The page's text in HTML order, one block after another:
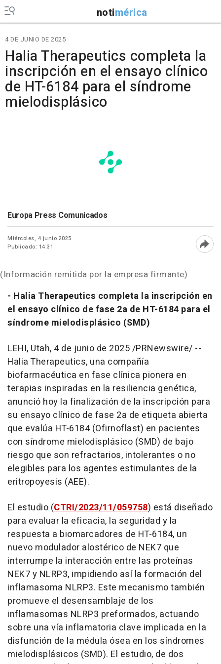
notimérica
4 DE JUNIO DE 2025
Halia Therapeutics completa la
inscripción en el ensayo clínico
de HT-6184 para el síndrome
mielodisplásico
Europa Press Comunicados
Miércoles, 4 junio 2025
Publicado: 14:31
(Información remitida por la empresa firmante)
- Halia Therapeutics completa la inscripción en
el ensayo clínico de fase 2a de HT-6184 para el
síndrome mielodisplásico (SMD)
LEHI, Utah, 4 de junio de 2025/PRNewswire/ --
Halia Therapeutics, una compañía
biofarmacéutica en fase clínica pionera en
terapias inspiradas en la resiliencia genética,
anunció hoy la finalización de la inscripción para
su ensayo clínico de fase 2a de etiqueta abierta
que evalúa HT-6184 (Ofirnoflast) en pacientes
con síndrome mielodisplásico (SMD) de bajo
riesgo que son refractarios, intolerantes o no
elegibles para los agentes estimulantes de la
eritropoyesis (AEE).
El estudio (CTRI/2023/11/059758) está diseñado
para evaluar la eficacia, la seguridad y la
respuesta a biomarcadores de HT-6184, un
nuevo modulador alostérico de NEK7 que
interrumpe la interacción entre las proteínas
NEK7 y NLRP3, impidiendo así la formación del
inflamasoma NLRP3. Este mecanismo también
promueve el desensamblaje de los
inflamasomas NLRP3 preformados, actuando
sobre una vía inflamatoria clave implicada en la
disfunción de la médula ósea en los síndromes
mielodisplásicos (SMD). El estudio, de dos